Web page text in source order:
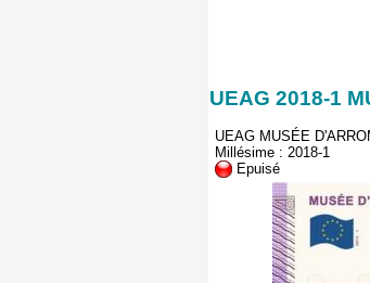
UEAG 2018-1
UEAG MUSÉE
Millésime : 2018-1
Epuisé